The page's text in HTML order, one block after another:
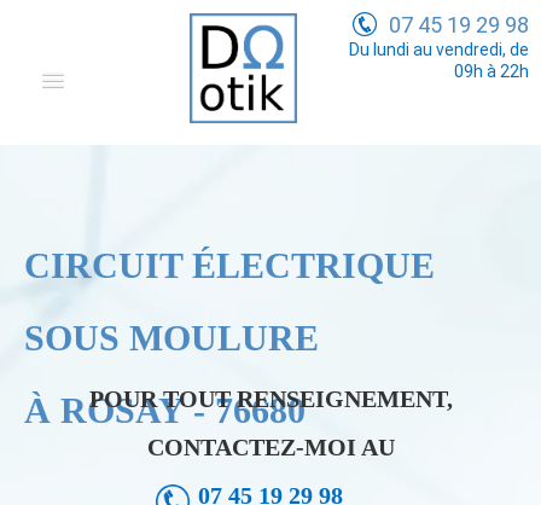
Communication
07 45 19 29 98
Du lundi au vendredi, de
09h à 22h
CIRCUIT ÉLECTRIQUE
SOUS MOULURE
À ROSAY - 76680
POUR TOUT RENSEIGNEMENT,
CONTACTEZ-MOI AU
07 45 19 29 98